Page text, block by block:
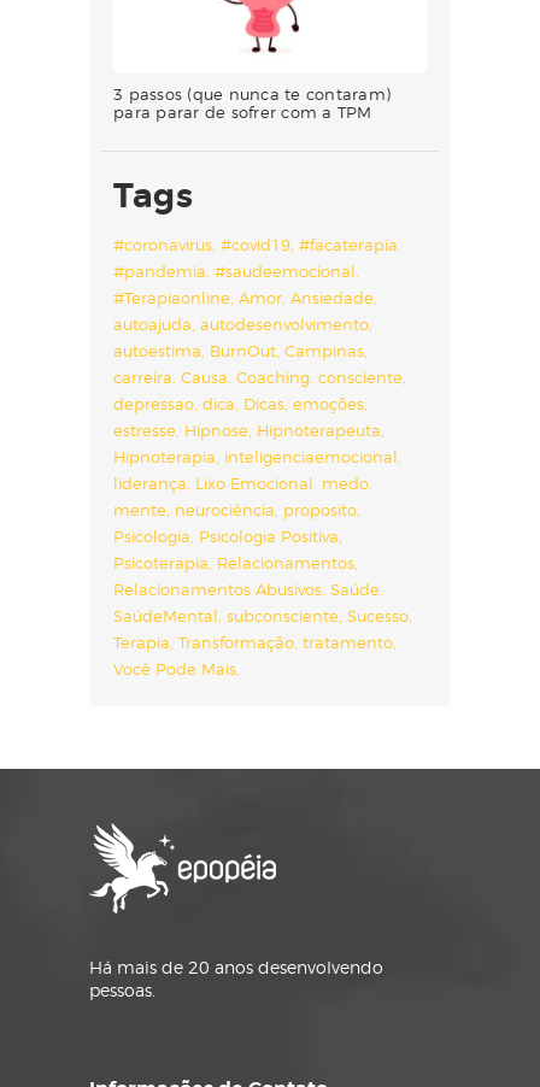
3 passos (que nunca te contaram)
para parar de sofrer com a TPM
Tags
#coronavirus #covid19 #facaterapia
#pandemia #saudeemocional
#Terapiaonline Amor Ansiedade
autoajuda autodesenvolvimento
autoestima BurnOut Campinas
carreira Causa Coaching consciente
depressao dica Dicas emoções
estresse Hipnose Hipnoterapeuta
Hipnoterapia inteligenciaemocional
liderança Lixo Emocional medo
mente neurociência proposito
Psicologia Psicologia Positiva
Psicoterapia Relacionamentos
Relacionamentos Abusivos Saúde
SaúdeMental subconsciente Sucesso
Terapia Transformação tratamento
Você Pode Mais
Há mais de 20 anos desenvolvendo
pessoas.